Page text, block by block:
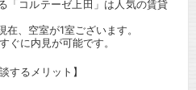
「コルテーゼ上田」は人気の賃貸
、空室が1室ございます。
ぐに内見が可能です。
するメリット】